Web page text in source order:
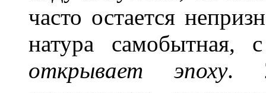
часто остается
натура самобытная,
открывает эпоху.